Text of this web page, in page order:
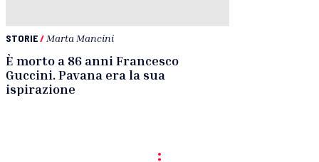
STORIE/ Marta Mancini
È morto a 86 anni Francesco
Guccini. Pavana era la sua
ispirazione